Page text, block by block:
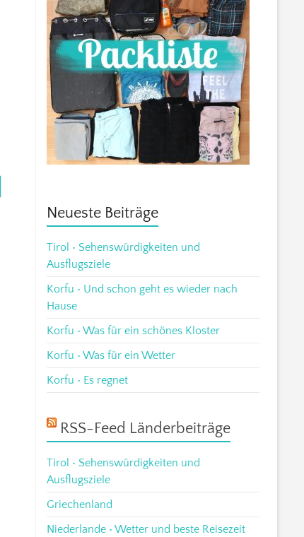
Neueste Beiträge
Tirol • Sehenswürdigkeiten und
Ausflugsziele
Korfu • Und schon geht es wieder nach
Hause
Korfu • Was für ein schönes Kloster
Korfu • Was für ein Wetter
Korfu • Es regnet
RSS-Feed Länderbeiträge
Tirol • Sehenswürdigkeiten und
Ausflugsziele
Griechenland
Niederlande • Wetter und beste Reisezeit